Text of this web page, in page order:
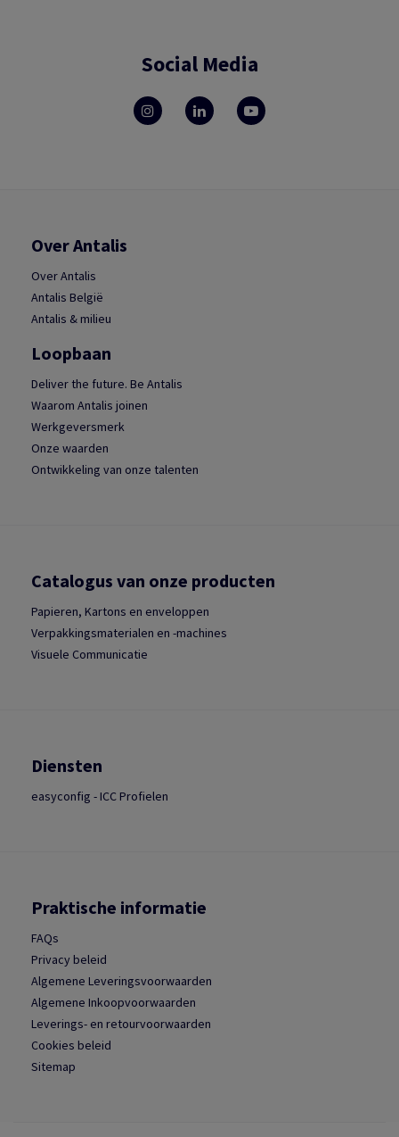
Social Media
Over Antalis
Over Antalis
Antalis België
Antalis & milieu
Loopbaan
Deliver the future. Be Antalis
Waarom Antalis joinen
Werkgeversmerk
Onze waarden
Ontwikkeling van onze talenten
Catalogus van onze producten
Papieren, Kartons en enveloppen
Verpakkingsmaterialen en -machines
Visuele Communicatie
Diensten
easyconfig - ICC Profielen
Praktische informatie
FAQs
Privacy beleid
Algemene Leveringsvoorwaarden
Algemene Inkoopvoorwaarden
Leverings- en retourvoorwaarden
Cookies beleid
Sitemap